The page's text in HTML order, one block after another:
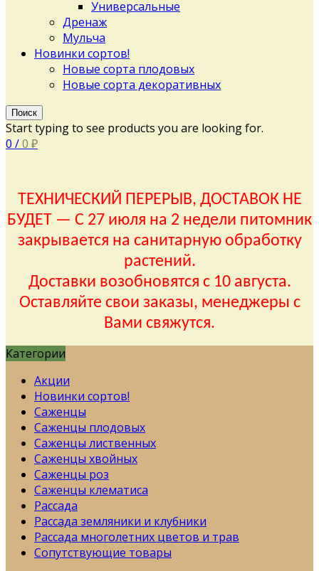
Универсальные
Дренаж
Мульча
Новинки сортов!
Новые сорта плодовых
Новые сорта декоративных
Поиск
Start typing to see products you are looking for.
0 /0 ₽
ТЕХНИЧЕСКИЙ ПЕРЕРЫВ, ДОСТАВОК НЕ
БУДЕТ — С 27 июля на 2 недели питомник
закрывается на санитарную обработку
растений.
Доставки возобновятся с 10 августа.
Оставляйте свои заказы, менеджеры с
Вами свяжутся.
Категории
Акции
Новинки сортов!
Саженцы
Саженцы плодовых
Саженцы лиственных
Саженцы хвойных
Саженцы роз
Саженцы клематиса
Рассада
Рассада земляники и клубники
Рассада многолетних цветов и трав
Сопутствующие товары